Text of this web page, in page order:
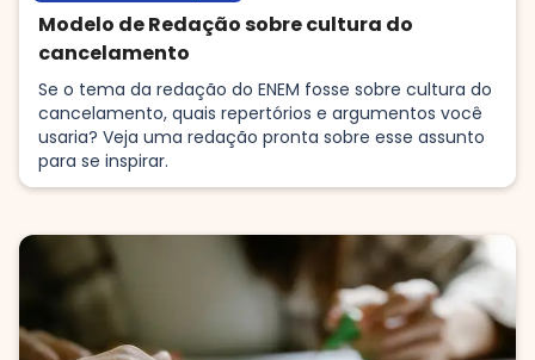
Modelo de Redação sobre cultura do
cancelamento
Se o tema da redação do ENEM fosse sobre cultura do
cancelamento, quais repertórios e argumentos você
usaria? Veja uma redação pronta sobre esse assunto
para se inspirar.